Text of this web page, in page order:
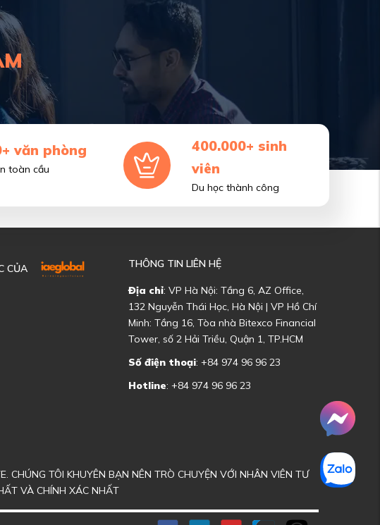
văn phòng
toàn cầu
400.000+ sinh
viên
Du học thành công
CỦA THÔNG TIN LIÊN HỆ
Địa chỉ: VP Hà Nội: Tầng 6, AZ Office,
132 Nguyễn Thái Học, Hà Nội | VP Hồ Chí
Minh: Tầng 16, Tòa nhà Bitexco Financial
Tower, số 2 Hải Triều, Quận 1, TP.HCM
Số điện thoại: +84 974 96 96 23
Hotline: +84 974 96 96 23
CHÚNG TÔI KHUYÊN BẠN NÊN TRÒ CHUYỆN VỚI NHÂN VIÊN TƯ
VÀ CHÍNH XÁC NHẤT